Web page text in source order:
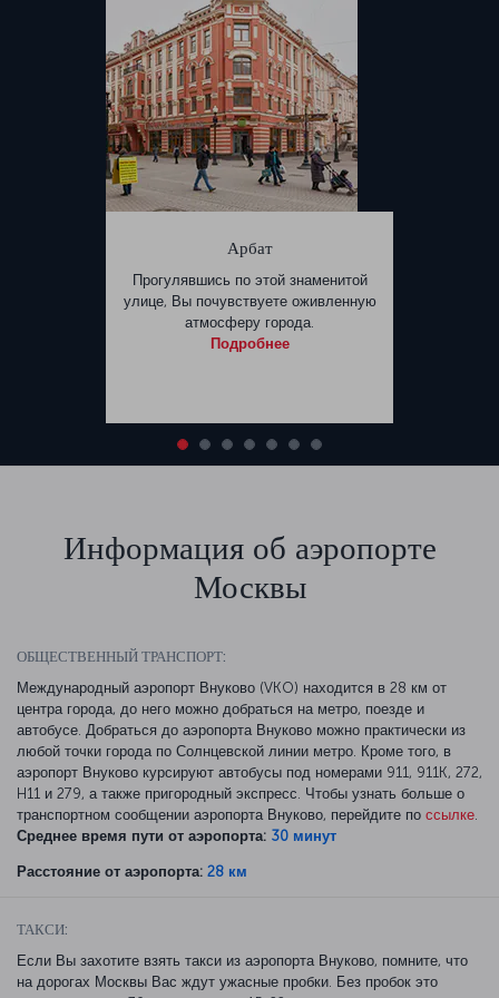
Арбат
Прогулявшись по этой знаменитой
улице, Вы почувствуете оживленную
атмосферу города.
Подробнее
Информация об аэропорте
Москвы
ОБЩЕСТВЕННЫЙ ТРАНСПОРТ:
Международный аэропорт Внуково (VKO) находится в 28 км от
центра города, до него можно добраться на метро, поезде и
автобусе. Добраться до аэропорта Внуково можно практически из
любой точки города по Солнцевской линии метро. Кроме того, в
аэропорт Внуково курсируют автобусы под номерами 911, 911K, 272,
H11 и 279, а также пригородный экспресс. Чтобы узнать больше о
транспортном сообщении аэропорта Внуково, перейдите по ссылке
Среднее время пути от аэропорта: 30 минут
Расстояние от аэропорта: 28 км
ТАКСИ:
Если Вы захотите взять такси из аэропорта Внуково, помните, что
на дорогах Москвы Вас ждут ужасные пробки. Без пробок это